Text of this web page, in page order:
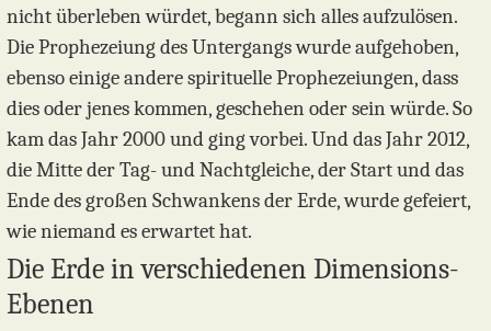
nicht überleben würdet, begann sich alles aufzulösen.
Die Prophezeiung des Untergangs wurde aufgehoben,
ebenso einige andere spirituelle Prophezeiungen, dass
dies oder jenes kommen, geschehen oder sein würde. So
kam das Jahr 2000 und ging vorbei. Und das Jahr 2012,
die Mitte der Tag- und Nachtgleiche, der Start und das
Ende des großen Schwankens der Erde, wurde gefeiert,
wie niemand es erwartet hat.
Die Erde in verschiedenen Dimensions-
Ebenen